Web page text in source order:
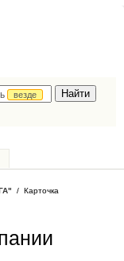
везде
/ Карточка